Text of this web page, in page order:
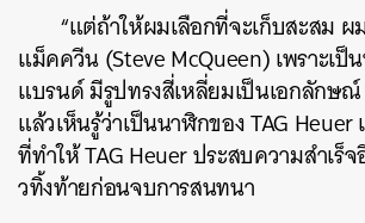
“แต่ถ้าให้ผมเลือกที่จะเก็บสะสม
แม็คควีน (Steve McQueen) เพราะเป็
แบรนด์ มีรูปทรงสี่เหลี่ยมเป็นเอกลักษ
แล้วเห็นรู้ว่าเป็นนาฬิกของ TAG
ที่ทำให้ TAG Heuer ประสบความสำเร็
วทิ้งท้ายก่อนจบการสนทนา